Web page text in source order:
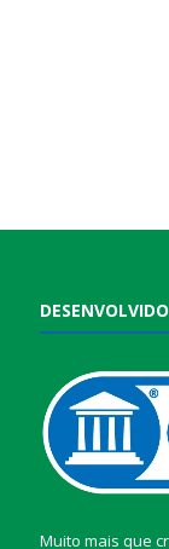
Muito mais que